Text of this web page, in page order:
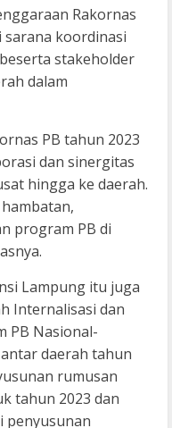
Rakornas
sarana koordinasi
stakeholder
dalam
PB tahun 2023
dan sinergitas
hingga ke daerah.
program PB di
Lampung itu juga
Internalisasi dan
PB Nasional-
daerah tahun
rumusan
tahun 2023 dan
penyusunan